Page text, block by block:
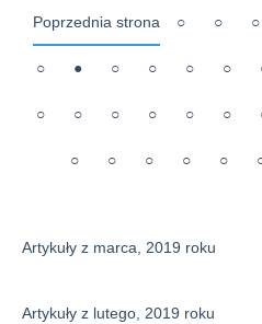
Poprzednia strona ○ ○ ○
○ ● ○ ○ ○ ○
○ ○ ○ ○ ○ ○
○ ○ ○ ○ ○
Artykuły z marca, 2019 roku
Artykuły z lutego, 2019 roku